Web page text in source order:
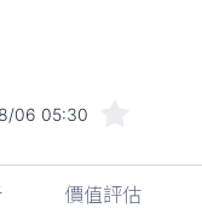
06 05:30
價值評估